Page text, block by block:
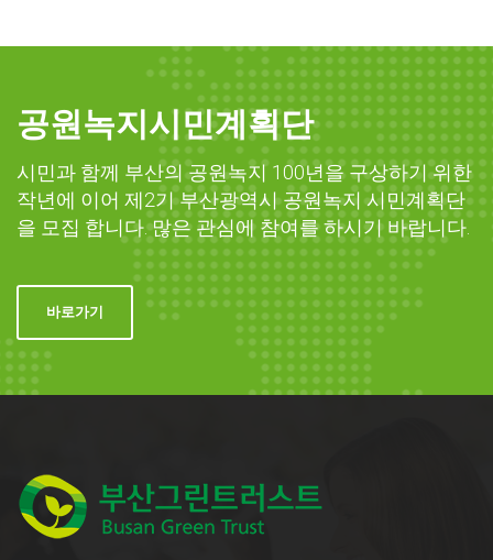
공원녹지시민계획단
시민과 함께 부산의 공원녹지 100년을 구상하기 위한
작년에 이어 제2기 부산광역시 공원녹지 시민계획단
을 모집 합니다. 많은 관심에 참여를 하시기 바랍니다.
바로가기